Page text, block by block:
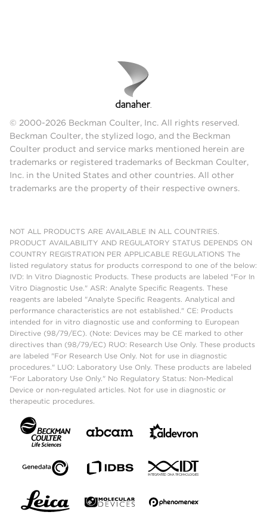
© 2000-2026 Beckman Coulter, Inc. All rights reserved.
Beckman Coulter, the stylized logo, and the Beckman
Coulter product and service marks mentioned herein are
trademarks or registered trademarks of Beckman Coulter,
Inc. in the United States and other countries. All other
trademarks are the property of their respective owners.
NOT ALL PRODUCTS ARE AVAILABLE IN ALL COUNTRIES.
PRODUCT AVAILABILITY AND REGULATORY STATUS DEPENDS ON
COUNTRY REGISTRATION PER APPLICABLE REGULATIONS The
listed regulatory status for products correspond to one of the below:
IVD: In Vitro Diagnostic Products. These products are labeled "For In
Vitro Diagnostic Use." ASR: Analyte Specific Reagents. These
reagents are labeled "Analyte Specific Reagents. Analytical and
performance characteristics are not established." CE: Products
intended for in vitro diagnostic use and conforming to European
Directive (98/79/EC). (Note: Devices may be CE marked to other
directives than (98/79/EC) RUO: Research Use Only. These products
are labeled "For Research Use Only. Not for use in diagnostic
procedures." LUO: Laboratory Use Only. These products are labeled
"For Laboratory Use Only." No Regulatory Status: Non-Medical
Device or non-regulated articles. Not for use in diagnostic or
therapeutic procedures.